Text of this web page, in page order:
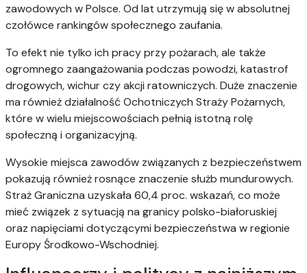
zawodowych w Polsce. Od lat utrzymują się w absolutnej
czołówce rankingów społecznego zaufania.
To efekt nie tylko ich pracy przy pożarach, ale także
ogromnego zaangażowania podczas powodzi, katastrof
drogowych, wichur czy akcji ratowniczych. Duże znaczenie
ma również działalność Ochotniczych Straży Pożarnych,
które w wielu miejscowościach pełnią istotną rolę
społeczną i organizacyjną.
Wysokie miejsca zawodów związanych z bezpieczeństwem
pokazują również rosnące znaczenie służb mundurowych.
Straż Graniczna uzyskała 60,4 proc. wskazań, co może
mieć związek z sytuacją na granicy polsko-białoruskiej
oraz napięciami dotyczącymi bezpieczeństwa w regionie
Europy Środkowo-Wschodniej.